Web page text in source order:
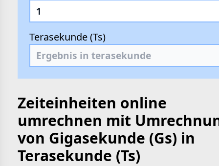
Terasekunde (Ts)
Zeiteinheiten online
umrechnen mit
von Gigasekunde (Gs) in
Terasekunde (Ts)